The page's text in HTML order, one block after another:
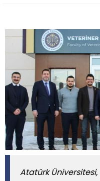
Atatürk